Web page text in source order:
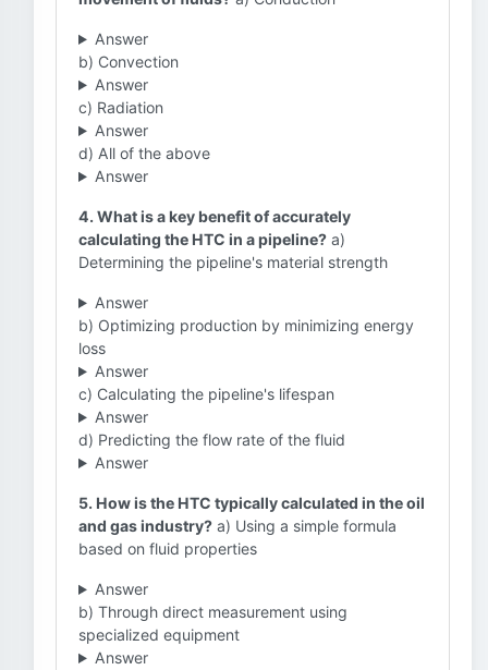
Answer
b) Convection
Answer
c) Radiation
Answer
d) All of the above
Answer
4. What is a key benefit of accurately
calculating the HTC in a pipeline? a)
Determining the pipeline's material strength
Answer
b) Optimizing production by minimizing energy
loss
Answer
c) Calculating the pipeline's lifespan
Answer
d) Predicting the flow rate of the fluid
Answer
5. How is the HTC typically calculated in the oil
and gas industry? a) Using a simple formula
based on fluid properties
Answer
b) Through direct measurement using
specialized equipment
Answer